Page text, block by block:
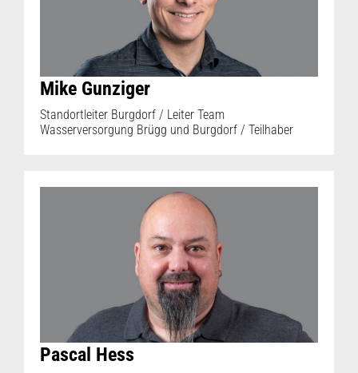
Mike Gunziger
Standortleiter Burgdorf / Leiter Team
Wasserversorgung Brügg und Burgdorf / Teilhaber
Pascal Hess